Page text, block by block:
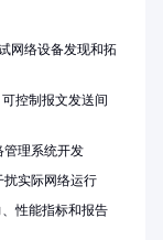
网络设备发现和拓
控制报文发送间
管理系统开发
扰实际网络运行
性能指标和报告